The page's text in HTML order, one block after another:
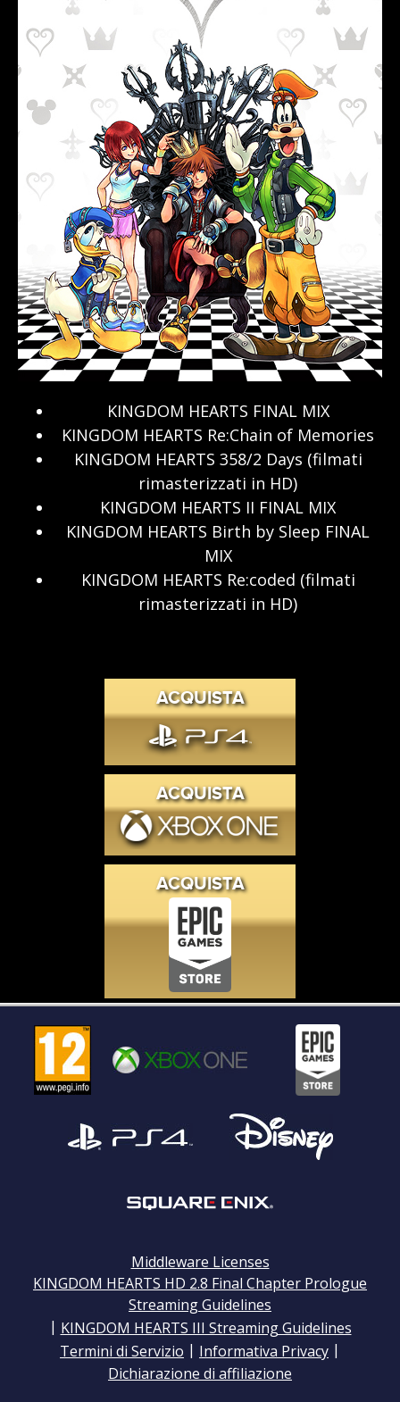
KINGDOM HEARTS FINAL MIX
KINGDOM HEARTS Re:Chain of Memories
KINGDOM HEARTS 358/2 Days (filmati
rimasterizzati in HD)
KINGDOM HEARTS II FINAL MIX
KINGDOM HEARTS Birth by Sleep FINAL
MIX
KINGDOM HEARTS Re:coded (filmati
rimasterizzati in HD)
ACQUISTA
ACQUISTA
ACQUISTA
Middleware Licenses
KINGDOM HEARTS HD 2.8 Final Chapter Prologue
Streaming Guidelines
| KINGDOM HEARTS III Streaming Guidelines
Termini di Servizio | Informativa Privacy |
Dichiarazione di affiliazione